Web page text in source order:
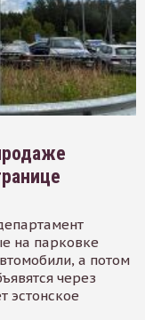
на парковке
а потом
через
эстонское